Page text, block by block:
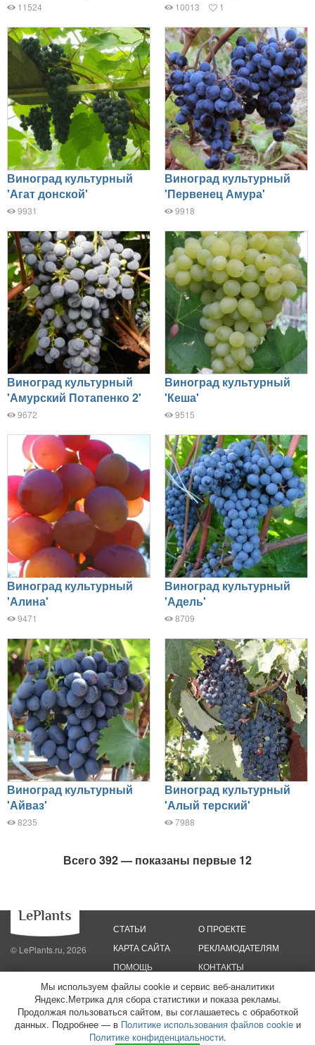
11524 10013 1
Виноград культурный
'Агат донской'
9931
Виноград культурный
'Первенец Амура'
9918
Виноград культурный
'Амурский Потапенко 2'
9672
Виноград культурный
'Кеша'
9515
Виноград культурный
'Алина'
9471
Виноград культурный
'Адель'
8709
Виноград культурный
'Айваз'
8235
Виноград культурный
'Алый терский'
7988
Всего 392 — показаны первые 12
© LePlants.ru, 2026
СТАТЬИ
КАРТА САЙТА
ПОМОЩЬ
О ПРОЕКТЕ
РЕКЛАМОДАТЕЛЯМ
КОНТАКТЫ
Политика конфиденциальности
Политика использования файлов cookie
Пользовательское соглашение
Редакционные стандарты
ООО «Трафик»
ИНН 7813175200 ОГРН 1027806866724
Монетизация
Мы используем файлы cookie и сервис веб-аналитики
Яндекс.Метрика для сбора статистики и показа рекламы.
Продолжая пользоваться сайтом, вы соглашаетесь с обработкой
данных. Подробнее — в Политике использования файлов cookieи
Политике конфиденциальности.